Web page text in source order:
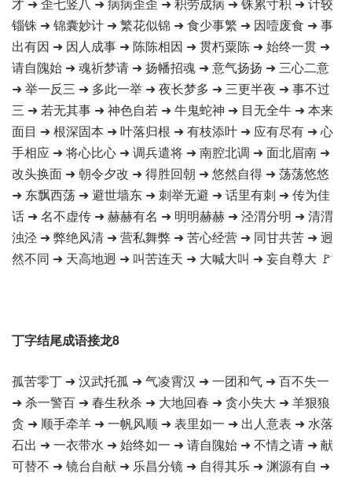
锱铢 ➜ 锦囊妙计 ➜ 繁花似锦 ➜ 食少事繁 ➜ 因噎废食 ➜ 事
出有因 ➜ 因人成事 ➜ 陈陈相因 ➜ 贯朽粟陈 ➜ 始终一贯 ➜
请自隗始 ➜ 魂祈梦请 ➜ 扬幡招魂 ➜ 意气扬扬 ➜ 三心二意
➜ 举一反三 ➜ 多此一举 ➜ 夜长梦多 ➜ 三更半夜 ➜ 事不过
三 ➜ 若无其事 ➜ 神色自若 ➜ 牛鬼蛇神 ➜ 目无全牛 ➜ 本来
面目 ➜ 根深固本 ➜ 叶落归根 ➜ 有枝添叶 ➜ 应有尽有 ➜ 心
手相应 ➜ 将心比心 ➜ 调兵遣将 ➜ 南腔北调 ➜ 面北眉南 ➜
改头换面 ➜ 朝令夕改 ➜ 得胜回朝 ➜ 悠然自得 ➜ 荡荡悠悠
➜ 东飘西荡 ➜ 避世墙东 ➜ 刺举无避 ➜ 话里有刺 ➜ 传为佳
话 ➜ 名不虚传 ➜ 赫赫有名 ➜ 明明赫赫 ➜ 泾渭分明 ➜ 清渭
浊泾 ➜ 弊绝风清 ➜ 营私舞弊 ➜ 苦心经营 ➜ 同甘共苦 ➜ 迥
然不同 ➜ 天高地迥 ➜ 叫苦连天 ➜ 大喊大叫 ➜ 妄自尊大 🚩
丁字结尾成语接龙8
孤苦零丁 ➜ 汉武托孤 ➜ 气凌霄汉 ➜ 一团和气 ➜ 百不失一
➜ 杀一警百 ➜ 春生秋杀 ➜ 大地回春 ➜ 贪小失大 ➜ 羊狠狼
贪 ➜ 顺手牵羊 ➜ 一帆风顺 ➜ 表里如一 ➜ 出人意表 ➜ 水落
石出 ➜ 一衣带水 ➜ 始终如一 ➜ 请自隗始 ➜ 不情之请 ➜ 献
可替不 ➜ 镜台自献 ➜ 乐昌分镜 ➜ 自得其乐 ➜ 渊源有自 ➜